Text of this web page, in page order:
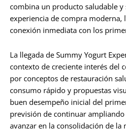
combina un producto saludable y
experiencia de compra moderna,
conexión inmediata con los
La llegada de Summy Yogurt
contexto de creciente interés del
por conceptos de restauración
consumo rápido y propuestas
buen desempeño inicial del
previsión de continuar
avanzar en la consolidación de la